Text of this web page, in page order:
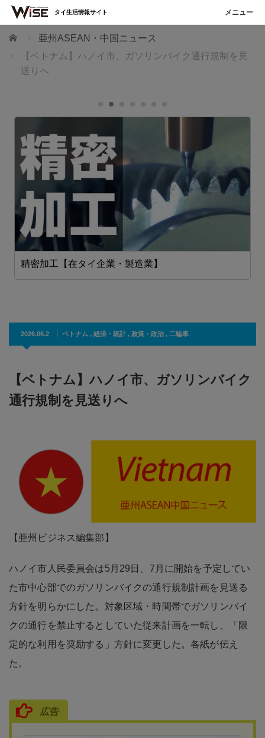
ホーム
亜州ASEAN・中国ニュース
【ベトナム】ハノイ市、ガソリンバイク通行規制を見
送りへ
精密加工【在タイ企業・製造業】
2026.06.2 ベトナム , 経済・統計 , 政策・政治, 二輪車
【ベトナム】ハノイ市、ガソリンバイク
通行規制を見送りへ
【亜州ビジネス編集部】
ハノイ市人民委員会は5月29日、7月に開始を予定してい
た市中心部でのガソリンバイクの通行規制計画を見送る
方針を明らかにした。対象区域・時間帯でガソリンバイ
クの通行を禁止するとしていた従来計画を一転し、「限
定的な利用を奨励する」方針に変更した。各紙が伝え
た。
広告
タイ生活情報サイト